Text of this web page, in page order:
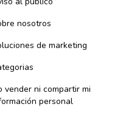
nosotros
de marketing
vender ni compartir mi
personal